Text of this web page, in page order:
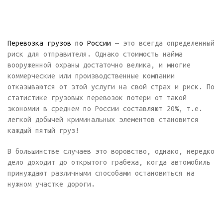
Перевозка грузов по России — это всегда определенный
риск для отправителя. Однако стоимость найма
вооруженной охраны достаточно велика, и многие
коммерческие или производственные компании
отказываются от этой услуги на свой страх и риск. По
статистике грузовых перевозок потери от такой
экономии в среднем по России составляют 20%, т.е.
легкой добычей криминальных элементов становится
каждый пятый груз!
В большинстве случаев это воровство, однако, нередко
дело доходит до открытого грабежа, когда автомобиль
принуждают различными способами остановиться на
нужном участке дороги.